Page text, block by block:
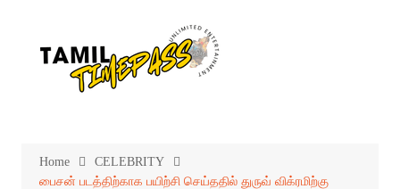
Home
CELEBRITY
பைசன் படத்திற்காக பயிற்சி செய்ததில் துருவ் விக்ரமிற்கு